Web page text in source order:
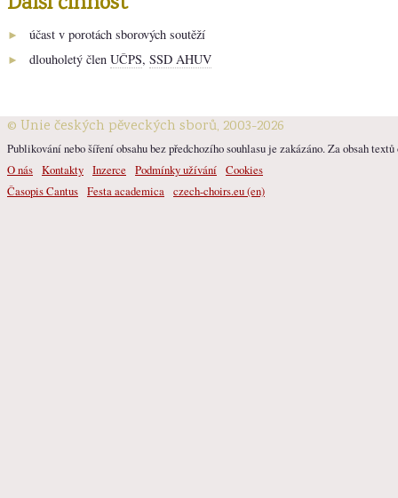
► účast v porotách sborových soutěží
► dlouholetý člen UČPS, SSD AHUV
© Unie českých pěveckých sborů, 2003-2026
Publikování nebo šíření obsahu bez předchozího souhlasu je zakázáno. Za obsah
O nás Kontakty Inzerce Podmínky užívání Cookies
Časopis Cantus Festa academica czech-choirs.eu (en)